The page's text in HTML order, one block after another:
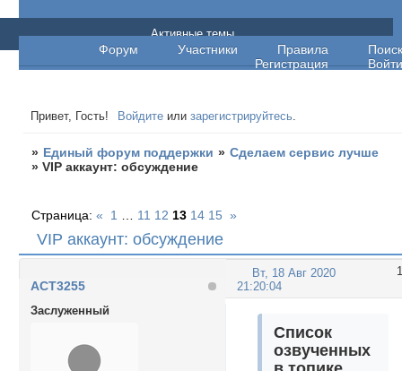
Единый форум поддержки
Форум Участники Правила
Поиск
Регистрация
Войти
Активные темы
Привет, Гость! Войдите илизарегистрируйтесь.
» Единый форум поддержки » Сделаем сервис лучше
»VIP аккаунт: обсуждение
VIP аккаунт: обсуждение
Страница:« 1 11 12 13 14 15 »
1
Вт, 18 Авг 2020
21:20:04
ACT3255
Заслуженный
Список
озвученных